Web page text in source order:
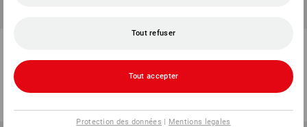
à p. de
1
Tout refuser
Tout accepter
Protection des données | Mentions legales